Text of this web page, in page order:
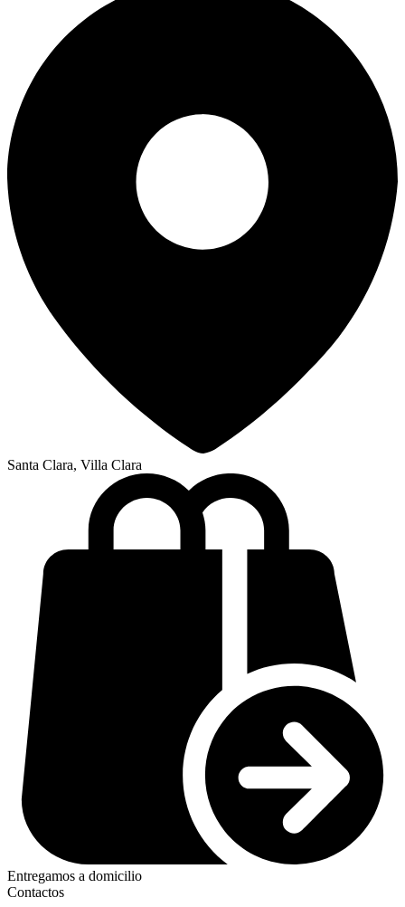
Santa Clara, Villa Clara
Entregamos a domicilio
Contactos